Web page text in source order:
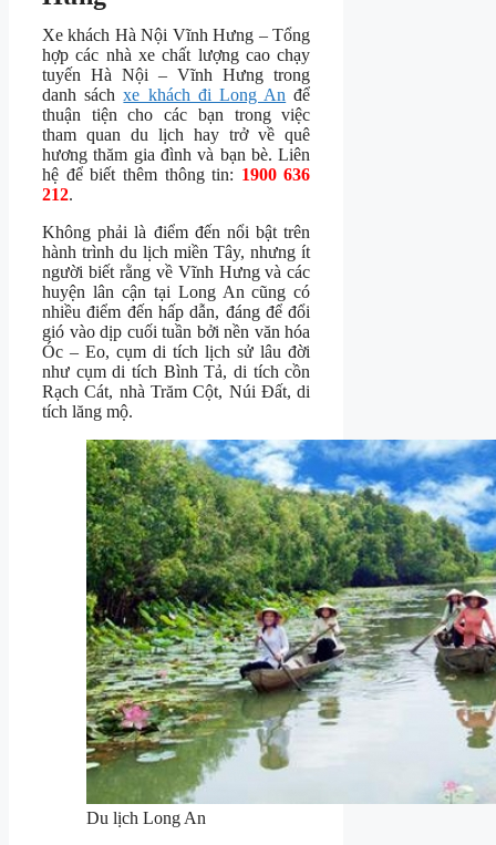
Xe khách Hà Nội Vĩnh Hưng – Tổng
hợp các nhà xe chất lượng cao chạy
tuyến Hà Nội – Vĩnh Hưng trong
danh sáchxe khách đi Long An để
thuận tiện cho các bạn trong việc
tham quan du lịch hay trở về quê
hương thăm gia đình và bạn bè. Liên
hệ để biết thêm thông tin: 1900 636
212.
Không phải là điểm đến nổi bật trên
hành trình du lịch miền Tây, nhưng ít
người biết rằng về Vĩnh Hưng và các
huyện lân cận tại Long An cũng có
nhiều điểm đến hấp dẫn, đáng để đổi
gió vào dịp cuối tuần bởi nền văn hóa
Óc – Eo, cụm di tích lịch sử lâu đời
như cụm di tích Bình Tả, di tích cồn
Rạch Cát, nhà Trăm Cột, Núi Đất, di
tích lăng mộ.
Du lịch Long An